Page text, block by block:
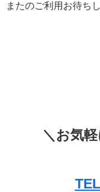
またのご利用お待ち
＼お気